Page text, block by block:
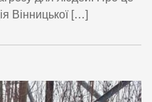
Вінницької […]